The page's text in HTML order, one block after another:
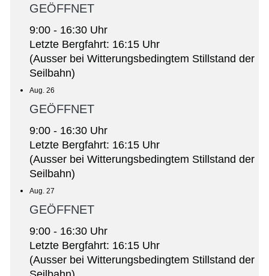
GEÖFFNET
9:00 - 16:30 Uhr
Letzte Bergfahrt: 16:15 Uhr
(Ausser bei Witterungsbedingtem Stillstand der
Seilbahn)
Aug. 26
GEÖFFNET
9:00 - 16:30 Uhr
Letzte Bergfahrt: 16:15 Uhr
(Ausser bei Witterungsbedingtem Stillstand der
Seilbahn)
Aug. 27
GEÖFFNET
9:00 - 16:30 Uhr
Letzte Bergfahrt: 16:15 Uhr
(Ausser bei Witterungsbedingtem Stillstand der